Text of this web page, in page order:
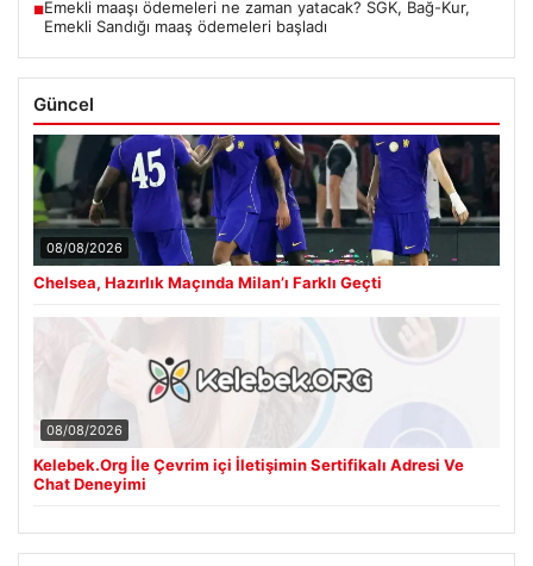
■Emekli maaşı ödemeleri ne zaman yatacak? SGK, Bağ-Kur,
Emekli Sandığı maaş ödemeleri başladı
Güncel
08/08/2026
Chelsea, Hazırlık Maçında Milan’ı Farklı Geçti
08/08/2026
Kelebek.Org İle Çevrim içi İletişimin Sertifikalı Adresi Ve
Chat Deneyimi